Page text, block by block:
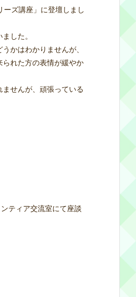
ズ講座」に登壇しまし
した。
かはわかりませんが、
れた方の表情が緩やか
せんが、頑張っている
ティア交流室にて座談